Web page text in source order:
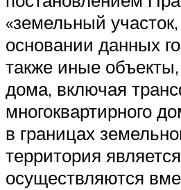
«земельный
основании данных
также иные
дома, включая
многоквартирного
в границах
территория
осуществляются